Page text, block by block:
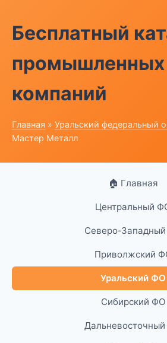
Бесплатный
промышленных
компаний
Главная » Уральский федеральный
Мастер Металл
🏠 Главная
Центральный
Северо-
Приволжский
Уральский ФО
Сибирский ФО